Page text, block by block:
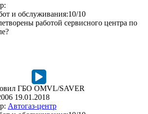
и обслуживания:10/10
работой сервисного центра по
ГБО OMVL/SAVER
19.01.2018
Автогаз-центр